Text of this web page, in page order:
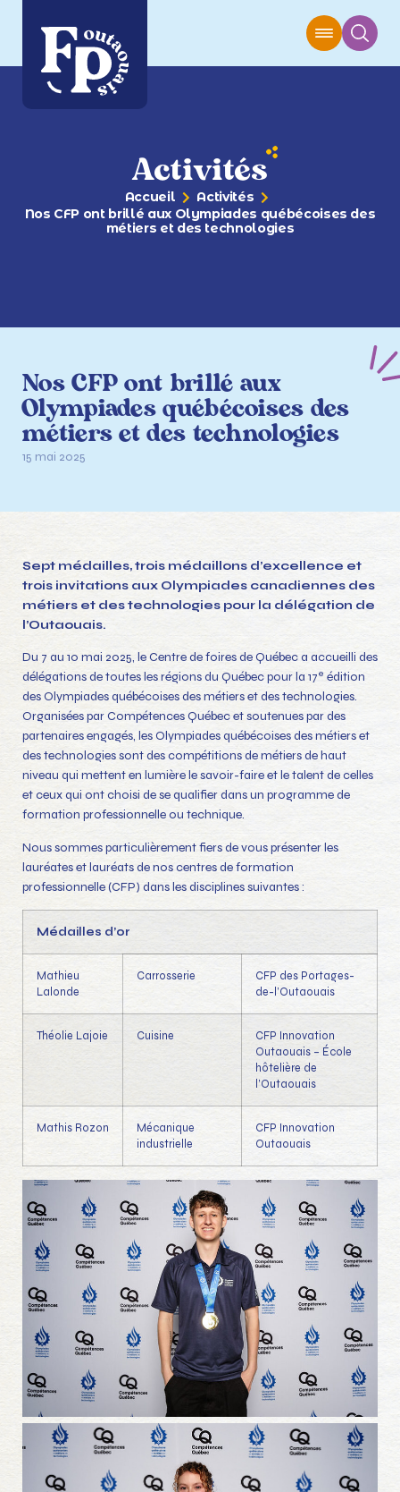
Activités
Accueil
Activités
Nos CFP ont brillé aux Olympiades québécoises des
métiers et des technologies
Nos CFP ont brillé aux
Olympiades québécoises des
métiers et des technologies
15 mai 2025
Sept médailles, trois médaillons d’excellence et
trois invitations aux Olympiades canadiennes des
métiers et des technologies pour la délégation de
l’Outaouais.
Du 7 au 10 mai 2025, le Centre de foires de Québec a accueilli des
délégations de toutes les régions du Québec pour la 17e édition
des Olympiades québécoises des métiers et des technologies.
Organisées par Compétences Québec et soutenues par des
partenaires engagés, les Olympiades québécoises des métiers et
des technologies sont des compétitions de métiers de haut
niveau qui mettent en lumière le savoir-faire et le talent de celles
et ceux qui ont choisi de se qualifier dans un programme de
formation professionnelle ou technique.
Nous sommes particulièrement fiers de vous présenter les
lauréates et lauréats de nos centres de formation
professionnelle (CFP) dans les disciplines suivantes :
Médailles d’or
Mathieu
Lalonde
Carrosserie
CFP des Portages-
de-l’Outaouais
Théolie Lajoie Cuisine
CFP Innovation
Outaouais – École
hôtelière de
l’Outaouais
Mathis Rozon
Mécanique
industrielle
CFP Innovation
Outaouais